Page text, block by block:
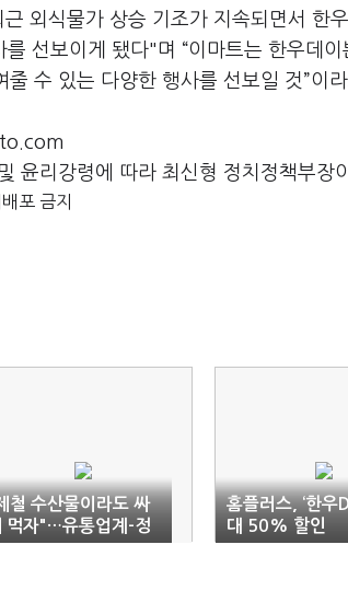
외식물가 상승 기조가 지속되면서 한
선보이게 됐다"며 “이마트는 한우데
수 있는 다양한 행사를 선보일 것”이
윤리강령에 따라 최신형 정치정책부장
포 금지
철 수산물이라도 싸
먹자"…유통업계-정
'맞손'
홈플러스, ‘한우
대 50% 할인